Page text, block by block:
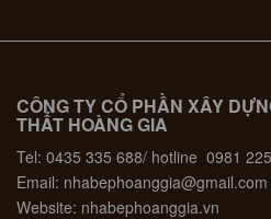
CÔNG TY CỔ PHẦN XÂY
THẤT HOÀNG GIA
Tel: 0435 335 688/ hotline 0981
Email: nhabephoanggia@gmail.com
Website: nhabephoanggia.vn